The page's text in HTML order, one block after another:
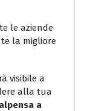
le aziende
la migliore
visibile a
alla tua
a